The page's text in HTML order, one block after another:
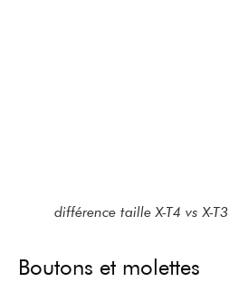
différence taille X-T4 vs X-T3
Boutons et molettes